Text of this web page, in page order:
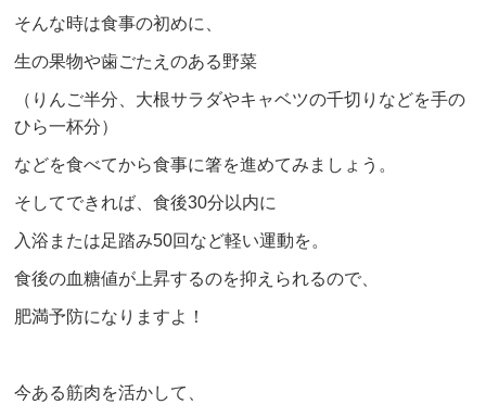
そんな時は食事の初めに、
生の果物や歯ごたえのある野菜
（りんご半分、大根サラダやキャベツの千切りなどを手の
ひら一杯分）
などを食べてから食事に箸を進めてみましょう。
そしてできれば、食後30分以内に
入浴または足踏み50回など軽い運動を。
食後の血糖値が上昇するのを抑えられるので、
肥満予防になりますよ！
今ある筋肉を活かして、